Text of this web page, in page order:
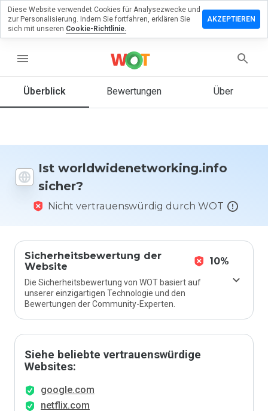
menu
Überblick Bewertungen Über
Ist worldwidenetworking.info
sicher?
Nicht vertrauenswürdig durch WOT
Sicherheitsbewertung der
Website
10%
Die Sicherheitsbewertung von WOT basiert auf
unserer einzigartigen Technologie und den
Bewertungen der Community-Experten.
Siehe beliebte vertrauenswürdige
Websites:
google.com
netflix.com
Sie eine
zu
Wie
Website
Skala von
1 bis 5
bewerten?
Diese Website verwendet Cookies für Analysezwecke und
zur Personalisierung. Indem Sie fortfahren, erklären Sie
sich mit unseren Cookie-Richtlinie.
AKZEPTIEREN